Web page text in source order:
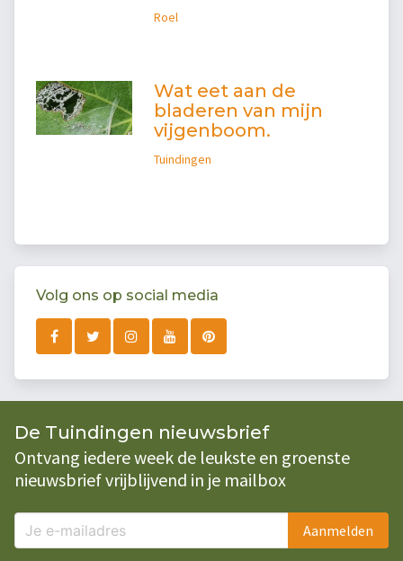
Roel
Wat eet aan de
bladeren van mijn
vijgenboom.
Tuindingen
Volg ons op social media
De Tuindingen nieuwsbrief
Ontvang iedere week de leukste en groenste
nieuwsbrief vrijblijvend in je mailbox
Aanmelden